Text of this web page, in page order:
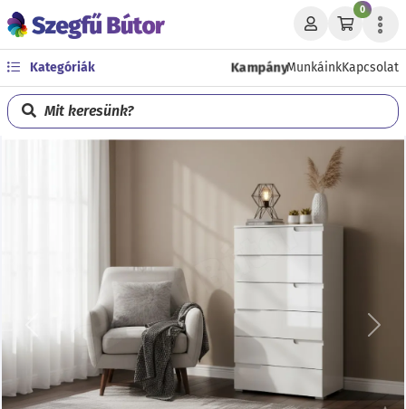
0
Kategóriák KampányMunkáinkKapcsolat
Mit keresünk?
Előző